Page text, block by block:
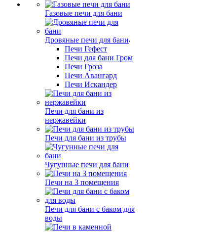
Газовые печи для бани
Дровяные печи для бани
Печи Гефест
Печи для бани Гром
Печи Гроза
Печи Авангард
Печи Искандер
Печи для бани из
нержавейки
Печи для бани из трубы
Чугунные печи для бани
Печи на 3 помещения
Печи для бани с баком для
воды